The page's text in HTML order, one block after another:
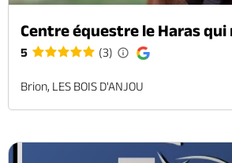
Centre équestre le Haras qui
5 (3)
Brion, LES BOIS D'ANJOU